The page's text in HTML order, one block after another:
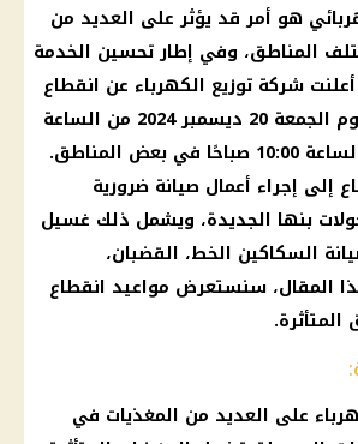
هو أمر قد يؤثر على العديد من
المناطق، وفي إطار تحسين الخدمة
أعلنت شركة توزيع الكهرباء عن انقطاع
التيار الكهربائي يوم الجمعة 20 ديسمبر 2024 من الساعة
7:00 صباحًا وحتى الساعة 10:00 صباحًا في بعض المناطق.
إلى إجراء أعمال صيانة ضرورية
بنها الجديدة، ويشمل ذلك غسيل
وصيانة السكاكين الخط، القضبان،
المقال، سنستعرض مواعيد انقطاع
على العديد من المغذيات في